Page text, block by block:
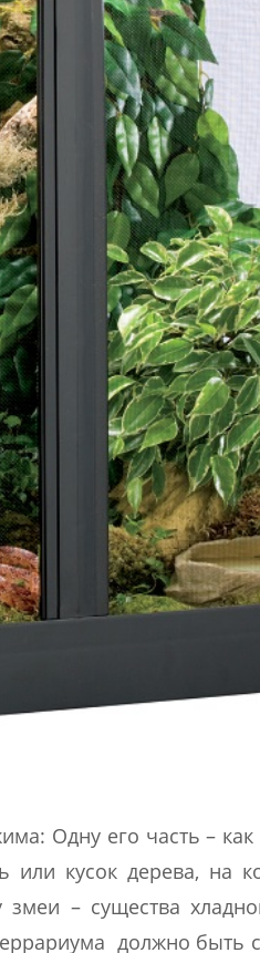
Одну его часть –
или кусок дерева, на
– существа
должно быть